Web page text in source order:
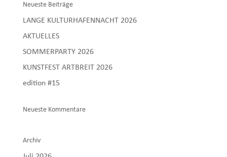
Neueste Beiträge
LANGE KULTURHAFENNACHT 2026
AKTUELLES
SOMMERPARTY 2026
KUNSTFEST ARTBREIT 2026
edition #15
Neueste Kommentare
Archiv